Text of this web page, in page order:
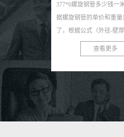
钱一米这就要根
重量来计算一下
径-壁厚）X壁厚
米重，单位是
价的出来的...
多
426*6螺旋钢管多少
螺旋钢管的单价和重
了，根据公式（外径
X0.0246615的出来
KG，在换算成吨X
查看更